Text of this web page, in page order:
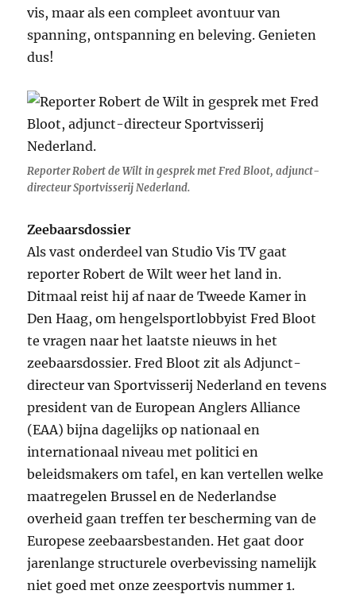
vis, maar als een compleet avontuur van
spanning, ontspanning en beleving. Genieten
dus!
Reporter Robert de Wilt in gesprek met Fred Bloot, adjunct-
directeur Sportvisserij Nederland.
Zeebaarsdossier
Als vast onderdeel van Studio Vis TV gaat
reporter Robert de Wilt weer het land in.
Ditmaal reist hij af naar de Tweede Kamer in
Den Haag, om hengelsportlobbyist Fred Bloot
te vragen naar het laatste nieuws in het
zeebaarsdossier. Fred Bloot zit als Adjunct-
directeur van Sportvisserij Nederland en tevens
president van de European Anglers Alliance
(EAA) bijna dagelijks op nationaal en
internationaal niveau met politici en
beleidsmakers om tafel, en kan vertellen welke
maatregelen Brussel en de Nederlandse
overheid gaan treffen ter bescherming van de
Europese zeebaarsbestanden. Het gaat door
jarenlange structurele overbevissing namelijk
niet goed met onze zeesportvis nummer 1.